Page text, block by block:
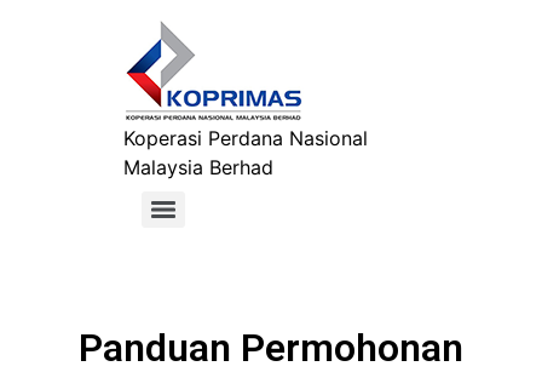
Koperasi Perdana Nasional
Malaysia Berhad
Panduan Permohonan